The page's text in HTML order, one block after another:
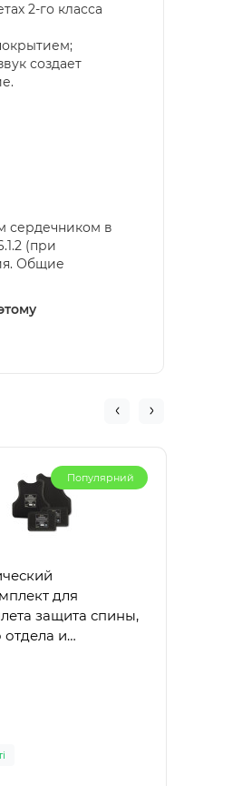
2-го класса
создает
сердечником в
(при
Общие
Популярний
для
защита спины,
отдела и